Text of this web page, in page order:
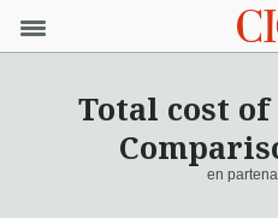
Total cost
en